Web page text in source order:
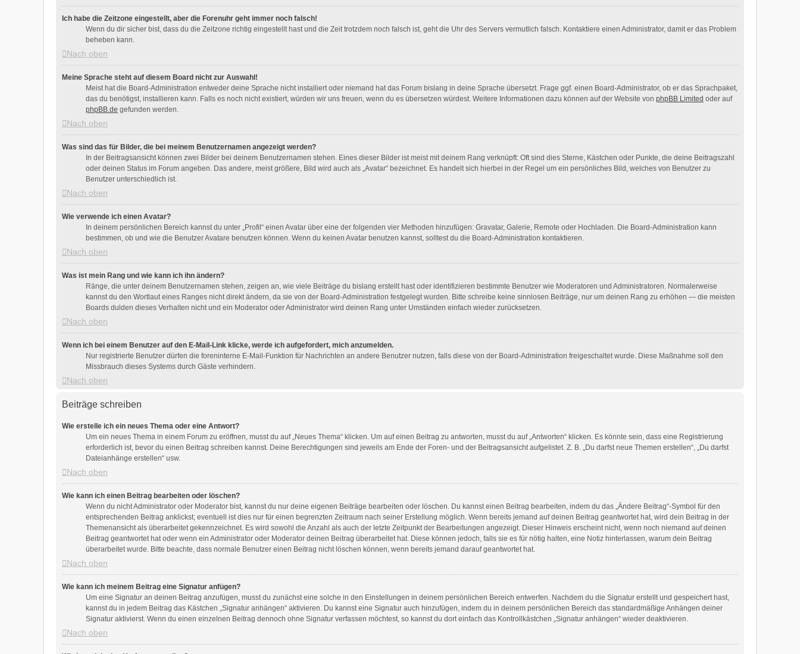
Ich habe die Zeitzone eingestellt, aber die Forenuhr geht immer noch falsch!
Wenn du dir sicher bist, dass du die Zeitzone richtig eingestellt hast und die Zeit trotzdem noch falsch ist, geht die Uhr des Servers vermutlich falsch. Kontaktiere einen Administrator, damit er das Problem
beheben kann.
Nach oben
Meine Sprache steht auf diesem Board nicht zur Auswahl!
Meist hat die Board-Administration entweder deine Sprache nicht installiert oder niemand hat das Forum bislang in deine Sprache übersetzt. Frage ggf. einen Board-Administrator, ob er das Sprachpaket,
das du benötigst, installieren kann. Falls es noch nicht existiert, würden wir uns freuen, wenn du es übersetzen würdest. Weitere Informationen dazu können auf der Website von phpBB Limited oder auf
phpBB.de gefunden werden.
Nach oben
Was sind das für Bilder, die bei meinem Benutzernamen angezeigt werden?
In der Beitragsansicht können zwei Bilder bei deinem Benutzernamen stehen. Eines dieser Bilder ist meist mit deinem Rang verknüpft: Oft sind dies Sterne, Kästchen oder Punkte, die deine Beitragszahl
oder deinen Status im Forum angeben. Das andere, meist größere, Bild wird auch als „Avatar“ bezeichnet. Es handelt sich hierbei in der Regel um ein persönliches Bild, welches von Benutzer zu
Benutzer unterschiedlich ist.
Nach oben
Wie verwende ich einen Avatar?
In deinem persönlichen Bereich kannst du unter „Profil“ einen Avatar über eine der folgenden vier Methoden hinzufügen: Gravatar, Galerie, Remote oder Hochladen. Die Board-Administration kann
bestimmen, ob und wie die Benutzer Avatare benutzen können. Wenn du keinen Avatar benutzen kannst, solltest du die Board-Administration kontaktieren.
Nach oben
Was ist mein Rang und wie kann ich ihn ändern?
Ränge, die unter deinem Benutzernamen stehen, zeigen an, wie viele Beiträge du bislang erstellt hast oder identifizieren bestimmte Benutzer wie Moderatoren und Administratoren. Normalerweise
kannst du den Wortlaut eines Ranges nicht direkt ändern, da sie von der Board-Administration festgelegt wurden. Bitte schreibe keine sinnlosen Beiträge, nur um deinen Rang zu erhöhen — die meisten
Boards dulden dieses Verhalten nicht und ein Moderator oder Administrator wird deinen Rang unter Umständen einfach wieder zurücksetzen.
Nach oben
Wenn ich bei einem Benutzer auf den E-Mail-Link klicke, werde ich aufgefordert, mich anzumelden.
Nur registrierte Benutzer dürfen die foreninterne E-Mail-Funktion für Nachrichten an andere Benutzer nutzen, falls diese von der Board-Administration freigeschaltet wurde. Diese Maßnahme soll den
Missbrauch dieses Systems durch Gäste verhindern.
Nach oben
Beiträge schreiben
Wie erstelle ich ein neues Thema oder eine Antwort?
Um ein neues Thema in einem Forum zu eröffnen, musst du auf „Neues Thema“ klicken. Um auf einen Beitrag zu antworten, musst du auf „Antworten“ klicken. Es könnte sein, dass eine Registrierung
erforderlich ist, bevor du einen Beitrag schreiben kannst. Deine Berechtigungen sind jeweils am Ende der Foren- und der Beitragsansicht aufgelistet. Z. B. „Du darfst neue Themen erstellen“, „Du darfst
Dateianhänge erstellen“ usw.
Nach oben
Wie kann ich einen Beitrag bearbeiten oder löschen?
Wenn du nicht Administrator oder Moderator bist, kannst du nur deine eigenen Beiträge bearbeiten oder löschen. Du kannst einen Beitrag bearbeiten, indem du das „Ändere Beitrag“-Symbol für den
entsprechenden Beitrag anklickst; eventuell ist dies nur für einen begrenzten Zeitraum nach seiner Erstellung möglich. Wenn bereits jemand auf deinen Beitrag geantwortet hat, wird dein Beitrag in der
Themenansicht als überarbeitet gekennzeichnet. Es wird sowohl die Anzahl als auch der letzte Zeitpunkt der Bearbeitungen angezeigt. Dieser Hinweis erscheint nicht, wenn noch niemand auf deinen
Beitrag geantwortet hat oder wenn ein Administrator oder Moderator deinen Beitrag überarbeitet hat. Diese können jedoch, falls sie es für nötig halten, eine Notiz hinterlassen, warum dein Beitrag
überarbeitet wurde. Bitte beachte, dass normale Benutzer einen Beitrag nicht löschen können, wenn bereits jemand darauf geantwortet hat.
Nach oben
Wie kann ich meinem Beitrag eine Signatur anfügen?
Um eine Signatur an deinen Beitrag anzufügen, musst du zunächst eine solche in den Einstellungen in deinem persönlichen Bereich entwerfen. Nachdem du die Signatur erstellt und gespeichert hast,
kannst du in jedem Beitrag das Kästchen „Signatur anhängen“ aktivieren. Du kannst eine Signatur auch hinzufügen, indem du in deinem persönlichen Bereich das standardmäßige Anhängen deiner
Signatur aktivierst. Wenn du einen einzelnen Beitrag dennoch ohne Signatur verfassen möchtest, so kannst du dort einfach das Kontrollkästchen „Signatur anhängen“ wieder deaktivieren.
Nach oben